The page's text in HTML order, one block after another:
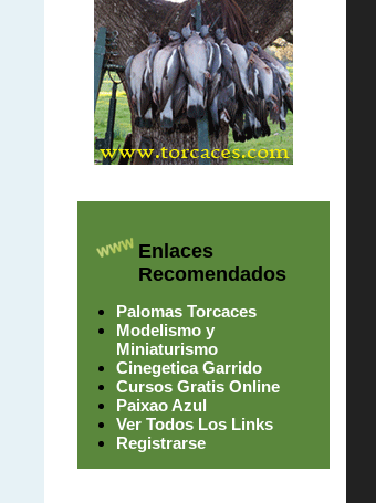
Enlaces
Recomendados
Palomas Torcaces
Modelismo y
Miniaturismo
Cinegetica Garrido
Cursos Gratis Online
Paixao Azul
Ver Todos Los Links
Registrarse